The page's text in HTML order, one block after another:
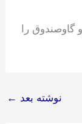
گاوصندوق را
نوشته بعد ←